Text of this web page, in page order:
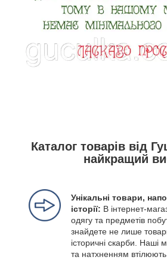
Каталог товарів від
найкращий
Унікальні товари,
історії: В інтернет-
одягу та предметів
знайдете не лише
історичні скарби. Наші
та натхненням